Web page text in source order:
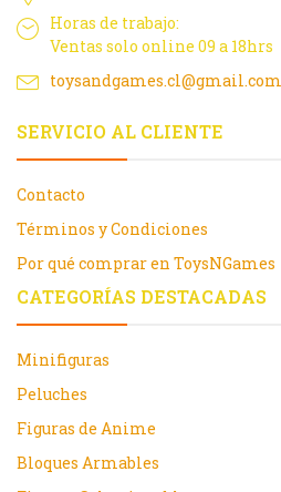
Horas de trabajo:
Ventas solo online 09 a 18hrs
toysandgames.cl@gmail.com
SERVICIO AL CLIENTE
Contacto
Términos y Condiciones
Por qué comprar en ToysNGames
CATEGORÍAS DESTACADAS
Minifiguras
Peluches
Figuras de Anime
Bloques Armables